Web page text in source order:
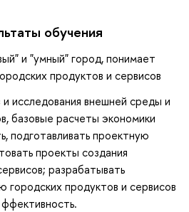
обучения
и "умный" город, понимает
продуктов и сервисов
исследования внешней среды и
базовые расчеты экономики
подготавливать проектную
проекты создания
разрабатывать
продуктов и сервисов